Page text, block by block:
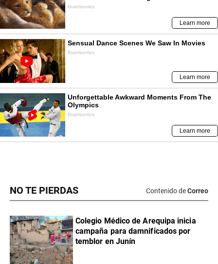
NO TE PIERDAS Contenido deCorreo
Colegio Médico de Arequipa inicia
campaña para damnificados por
temblor en Junín